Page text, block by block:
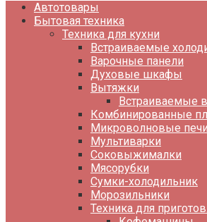
Автотовары
Бытовая техника
Техника для кухни
Встраиваемые
Варочные панели
Духовые шкафы
Вытяжки
Встраиваемые
Комбинированные
Микроволновые печи
Мультиварки
Соковыжималки
Мясорубки
Сумки-холодильник
Морозильники
Техника для